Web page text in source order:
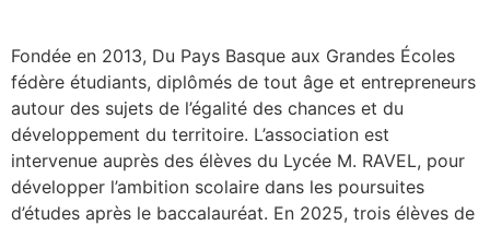
Fondée en 2013, Du Pays Basque aux Grandes Écoles
fédère étudiants, diplômés de tout âge et entrepreneurs
autour des sujets de l’égalité des chances et du
développement du territoire. L’association est
intervenue auprès des élèves du Lycée M. RAVEL, pour
développer l’ambition scolaire dans les poursuites
d’études après le baccalauréat. En 2025, trois élèves de